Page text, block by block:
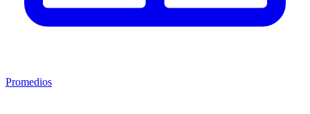
Promedios